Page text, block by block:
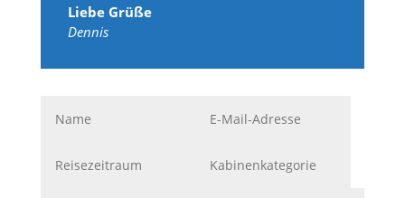
Liebe Grüße
Dennis